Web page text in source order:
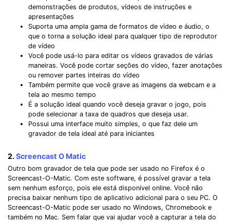
demonstrações de produtos, vídeos de instruções e
apresentações
Suporta uma ampla gama de formatos de vídeo e áudio, o
que o torna a solução ideal para qualquer tipo de reprodutor
de vídeo
Você pode usá-lo para editar os vídeos gravados de várias
maneiras. Você pode cortar seções do vídeo, fazer anotações
ou remover partes inteiras do vídeo
Também permite que você grave as imagens da webcam e a
tela ao mesmo tempo
É a solução ideal quando você deseja gravar o jogo, pois
pode selecionar a taxa de quadros que deseja usar.
Possui uma interface muito simples, o que faz dele um
gravador de tela ideal até para iniciantes
2.Screencast O Matic
Outro bom gravador de tela que pode ser usado no Firefox é o
Screencast-O-Matic. Com este software, é possível gravar a tela
sem nenhum esforço, pois ele está disponível online. Você não
precisa baixar nenhum tipo de aplicativo adicional para o seu PC. O
Screencast-O-Matic pode ser usado no Windows, Chromebook e
também no Mac. Sem falar que vai ajudar você a capturar a tela do
Record Like a Pro, Edit
With AI Ease.
Record. Edit. Share. All with Filmora!